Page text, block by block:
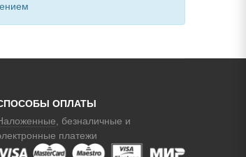
ОПЛАТЫ
, безналичные и
платежи